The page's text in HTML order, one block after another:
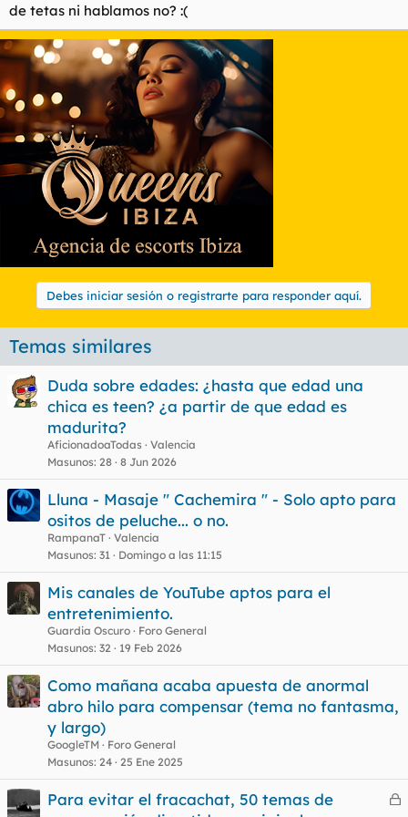
de tetas ni hablamos no? :(
Debes iniciar sesión o registrarte para responder aquí.
Temas similares
Duda sobre edades: ¿hasta que edad una
chica es teen? ¿a partir de que edad es
madurita?
AficionadoaTodas Valencia
Masunos 28 8 Jun 2026
Lluna - Masaje " Cachemira " - Solo apto para
ositos de peluche... o no.
RampanaT Valencia
Masunos 31 Domingo a las 11:15
Mis canales de YouTube aptos para el
entretenimiento.
Guardia Oscuro
Foro General
Masunos 32 19 Feb 2026
Como mañana acaba apuesta de anormal
abro hilo para compensar (tema no fantasma,
y largo)
GoogleTM
Foro General
Masunos 24 25 Ene 2025
C
Para evitar el fracachat, 50 temas de